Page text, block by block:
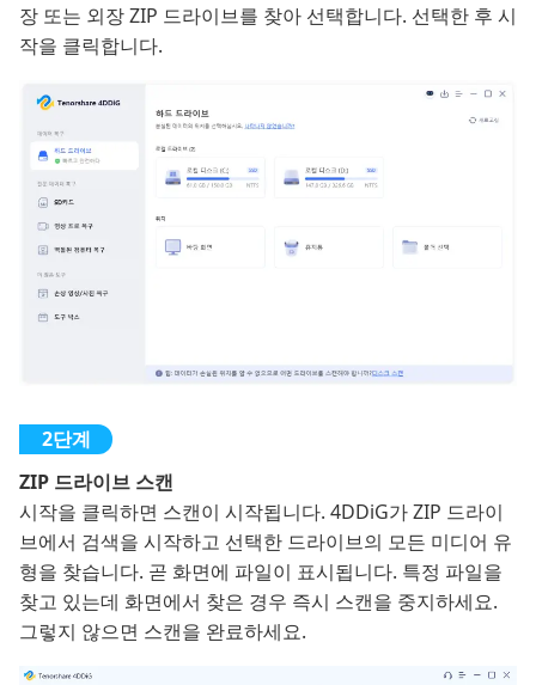
장 또는 외장 ZIP 드라이브를 찾아 선택합니다. 선택한 후 시
작을 클릭합니다.
ZIP 드라이브 스캔
시작을 클릭하면 스캔이 시작됩니다. 4DDiG가 ZIP 드라이
브에서 검색을 시작하고 선택한 드라이브의 모든 미디어 유
형을 찾습니다. 곧 화면에 파일이 표시됩니다. 특정 파일을
찾고 있는데 화면에서 찾은 경우 즉시 스캔을 중지하세요.
그렇지 않으면 스캔을 완료하세요.